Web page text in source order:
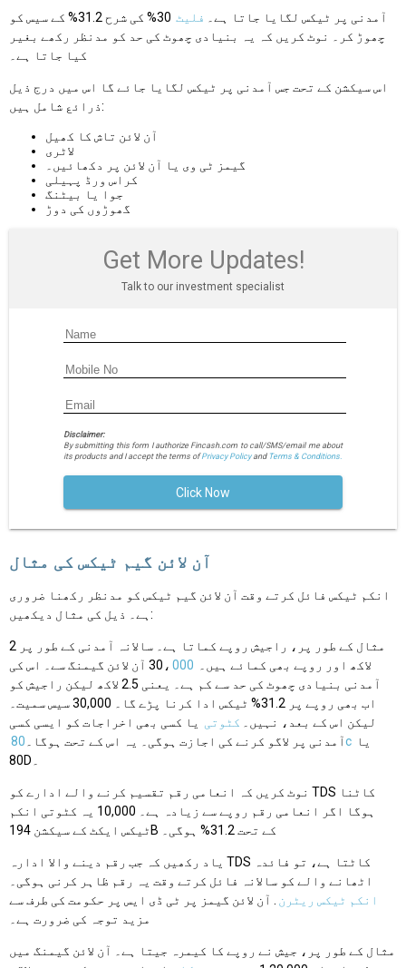
آمدنی پر ٹیکس لگایا جاتا ہے۔ فلیٹ
30% کی شرح 31.2% کے سیس کو
چھوڑ کر۔ نوٹ کریں کہ یہ بنیادی چھوٹ کی حد کو مدنظر رکھے بغیر
کیا جاتا ہے۔
اس سیکشن کے تحت جس آمدنی پر ٹیکس لگایا جائے گا اس میں درج ذیل
ذرائع شامل ہیں:
آن لائن تاش کا کھیل
لاٹری
گیمز ٹی وی یا آن لائن پر دکھائیں۔
کراس ورڈ پہیلی
جوا یا بیٹنگ
گھوڑوں کی دوڑ
Get More Updates!
Talk to our investment specialist
Disclaimer:
By submitting this form I authorize Fincash.com to call/SMS/email me about
its products and I accept the terms ofPrivacy Policyand Terms & Conditions.
Click Now
آن لائن گیم ٹیکس کی مثال
انکم ٹیکس فائل کرتے وقت آن لائن گیم ٹیکس کو مدنظر رکھنا ضروری
ہے۔ ذیل کی مثال دیکھیں:
مثال کے طور پر، راجیش روپے کماتا ہے۔ سالانہ آمدنی کے طور پر 2
لاکھ اور روپے بھی کمائے ہیں۔ 30، 000
آن لائن گیمنگ سے۔ اس کی
آمدنی بنیادی چھوٹ کی حد سے کم ہے۔ یعنی 2.5 لاکھ لیکن راجیش کو
اب بھی روپے پر 31.2% ٹیکس ادا کرنا پڑے گا۔ 30,000 سیس سمیت۔
لیکن اس کے بعد، نہیں۔ کٹوتی یا کسی بھی اخراجات کو ایسی کسی
آمدنی پر لاگو کرنے کی اجازت ہوگی۔ یہ اس کے تحت ہوگا۔80c
80D۔
نوٹ کریں کہ انعامی رقم تقسیم کرنے والے ادارے کو TDS کاٹنا
ہوگا اگر انعامی رقم روپے سے زیادہ ہے۔ 10,000 یہ کٹوتی انکم
ٹیکس ایکٹ کے سیکشن 194B کے تحت 31.2% ہوگی۔
یاد رکھیں کہ جب رقم دینے والا ادارہ TDS کاٹتا ہے، تو فائدہ
اٹھانے والے کو سالانہ فائل کرتے وقت یہ رقم ظاہر کرنی ہوگی۔
انکم ٹیکس ریٹرن . آن لائن گیمز پر ٹی ڈی ایس پر حکومت کی طرف سے
مزید توجہ کی ضرورت ہے۔
مثال کے طور پر، جیش نے روپے کا کیمرہ جیتا ہے۔ آن لائن گیمنگ میں